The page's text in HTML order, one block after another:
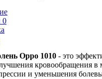
0
Oppo 1010 - это
кровообращения
и уменьшения